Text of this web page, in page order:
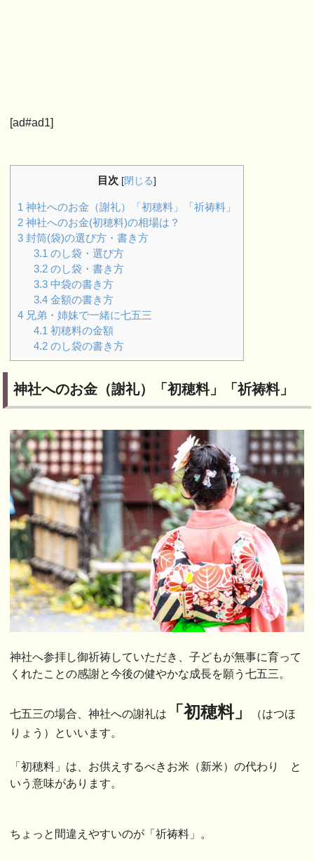
[ad#ad1]
目次 [閉じる]
1 神社へのお金（謝礼）「初穂料」「祈祷料」
2 神社へのお金(初穂料)の相場は？
3 封筒(袋)の選び方・書き方
3.1 のし袋・選び方
3.2 のし袋・書き方
3.3 中袋の書き方
3.4 金額の書き方
4 兄弟・姉妹で一緒に七五三
4.1 初穂料の金額
4.2 のし袋の書き方
神社へのお金（謝礼）「初穂料」「祈祷料」
神社へ参拝し御祈祷していただき、子どもが無事に育って
くれたことの感謝と今後の健やかな成長を願う七五三。
七五三の場合、神社への謝礼は 「初穂料」
（はつほ
りょう）といいます。
「初穂料」は、お供えするべきお米（新米）の代わり と
いう意味があります。
ちょっと間違えやすいのが「祈祷料」。